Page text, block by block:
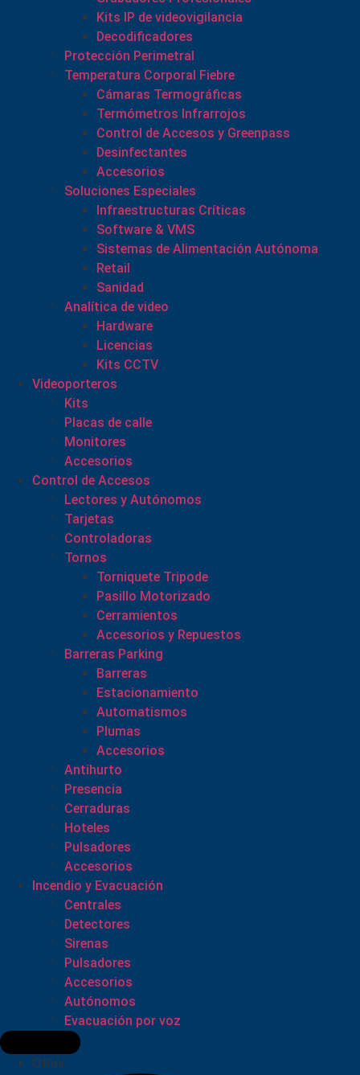
Kits IP de videovigilancia
Decodificadores
Protección Perimetral
Temperatura Corporal Fiebre
Cámaras Termográficas
Termómetros Infrarrojos
Control de Accesos y Greenpass
Desinfectantes
Accesorios
Soluciones Especiales
Infraestructuras Críticas
Software & VMS
Sistemas de Alimentación Autónoma
Retail
Sanidad
Analítica de video
Hardware
Licencias
Kits CCTV
Videoporteros
Kits
Placas de calle
Monitores
Accesorios
Control de Accesos
Lectores y Autónomos
Tarjetas
Controladoras
Tornos
Torniquete Tripode
Pasillo Motorizado
Cerramientos
Accesorios y Repuestos
Barreras Parking
Barreras
Estacionamiento
Automatismos
Plumas
Accesorios
Antihurto
Presencia
Cerraduras
Hoteles
Pulsadores
Accesorios
Incendio y Evacuación
Centrales
Detectores
Sirenas
Pulsadores
Accesorios
Autónomos
Evacuación por voz
Otros